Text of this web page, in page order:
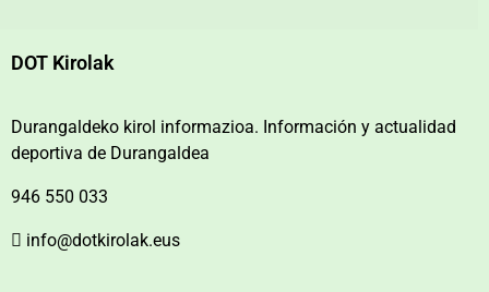
DOT Kirolak
Durangaldeko kirol informazioa. Información y actualidad
deportiva de Durangaldea
946 550 033
info@dotkirolak.eus